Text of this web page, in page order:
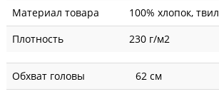
Материал товара
100% хлопок, твил
Плотность
230 г/м2
Обхват головы
62 см